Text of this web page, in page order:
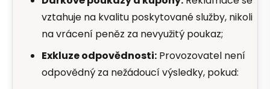
vztahuje na kvalitu poskytované služby, nikoli
na vrácení peněz za nevyužitý poukaz;
Exkluze odpovědnosti: Provozovatel není
odpovědný za nežádoucí výsledky, pokud: